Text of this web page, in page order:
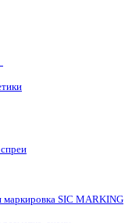
маркировка SIC MARKING